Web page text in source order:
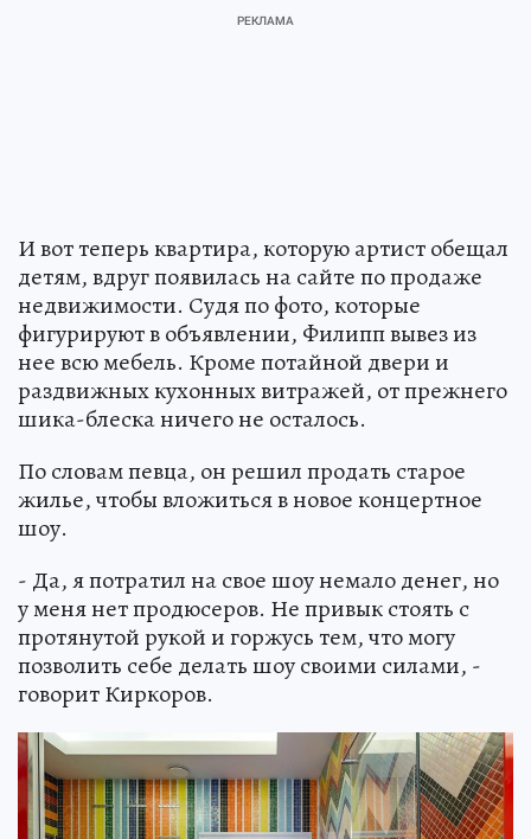
И вот теперь квартира, которую артист обещал
детям, вдруг появилась на сайте по продаже
недвижимости. Судя по фото, которые
фигурируют в объявлении, Филипп вывез из
нее всю мебель. Кроме потайной двери и
раздвижных кухонных витражей, от прежнего
шика-блеска ничего не осталось.
По словам певца, он решил продать старое
жилье, чтобы вложиться в новое концертное
шоу.
- Да, я потратил на свое шоу немало денег, но
у меня нет продюсеров. Не привык стоять с
протянутой рукой и горжусь тем, что могу
позволить себе делать шоу своими силами, -
говорит Киркоров.